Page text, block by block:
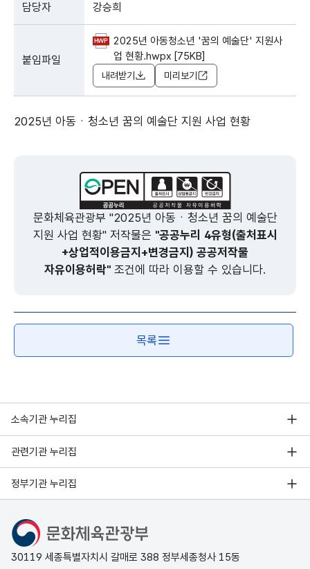
담당자 강승희
붙임파일
2025년 아동청소년 '꿈의 예술단' 지원사
업 현황.hwpx [75KB]
내려받기 미리보기
2025년 아동ㆍ청소년 꿈의 예술단 지원 사업 현황
문화체육관광부 "2025년 아동ㆍ청소년 꿈의 예술단
지원 사업 현황" 저작물은 "공공누리 4유형(출처표시
+상업적이용금지+변경금지) 공공저작물
자유이용허락"조건에 따라 이용할 수 있습니다.
목록
소속기관 누리집
관련기관 누리집
정부기관 누리집
문화체육관광부
30119 세종특별자치시 갈매로 388 정부세종청사 15동